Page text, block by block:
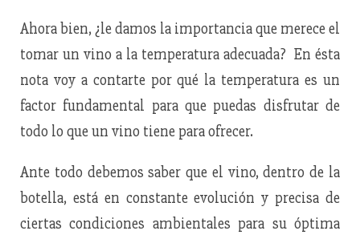
Ahora bien, ¿le damos la importancia que merece el
tomar un vino a la temperatura adecuada? En ésta
nota voy a contarte por qué la temperatura es un
factor fundamental para que puedas disfrutar de
todo lo que un vino tiene para ofrecer.
Ante todo debemos saber que el vino, dentro de la
botella, está en constante evolución y precisa de
ciertas condiciones ambientales para su óptima